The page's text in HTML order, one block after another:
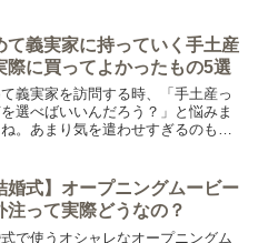
人の選び方や、オススメの曲まで
紹介。
て義実家に持っていく手土産
際に買ってよかったもの5選
義実家を訪問する時、「手土産っ
選べばいいんだろう？」と悩みま
。あまり気を遣わせすぎるのも避
実家に持っていく手土産としておす
のものを5つご紹介します。
婚式】オープニングムービー
注って実際どうなの？
で使うオシャレなオープニングム